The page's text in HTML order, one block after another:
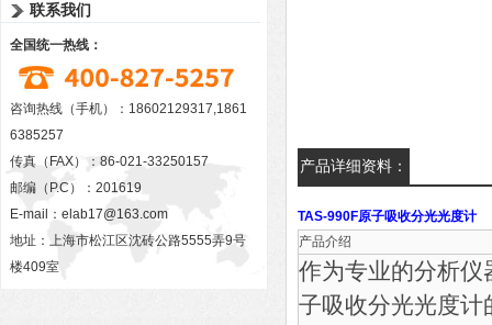
联系我们
全国统一热线：
咨询热线（手机）：18602129317,1861
6385257
传真（FAX）：86-021-33250157
邮编（P.C）：201619
E-mail： elab17@163.com
地址：上海市松江区沈砖公路5555弄9号
楼409室
产品详细资料：
TAS-990F原子吸收分光光度计
产品介绍
作为专业的分析
子吸收分光光度计